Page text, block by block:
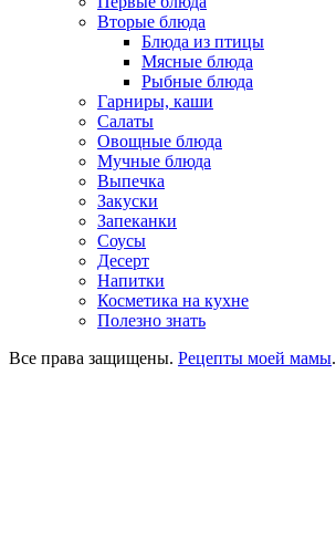
Вторые блюда
Блюда из птицы
Мясные блюда
Рыбные блюда
Гарниры, каши
Салаты
Овощные блюда
Мучные блюда
Выпечка
Закуски
Запеканки
Соусы
Десерт
Напитки
Косметика на кухне
Полезно знать
Все права защищены. Рецепты моей мамы.